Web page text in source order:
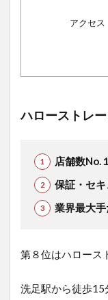
アクセス
ハローストレ
店舗数No.
保証・セ
業界最大
第８位はハロース
洗足駅から徒歩15